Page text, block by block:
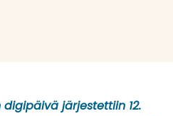
järjestettiin 12.